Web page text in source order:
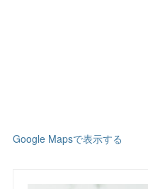
Google Mapsで表示する